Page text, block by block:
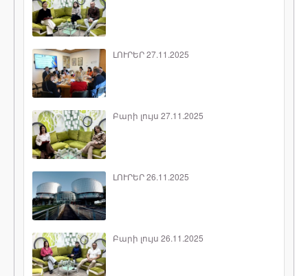
ԼՈՒՐԵՐ 27.11.2025
Բարի լույս 27.11.2025
ԼՈՒՐԵՐ 26.11.2025
Բարի լույս 26.11.2025